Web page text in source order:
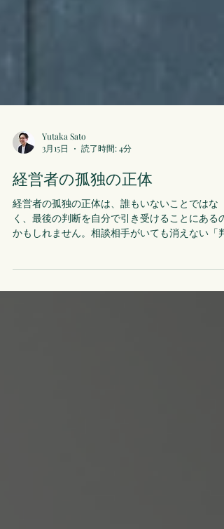
3月15日
読了時間: 4分
経営者の孤独の正体
経営者の孤独の正体は、誰もいないことではな
く、最後の判断を自分で引き受けることにあるの
断の孤独」と、対話の必要性について綴ります。